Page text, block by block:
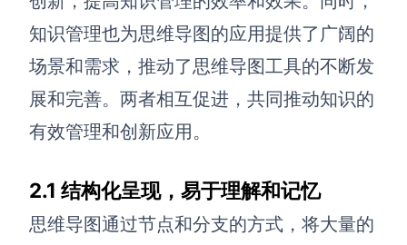
知识管理也为思维导图的应用提供了广阔的
场景和需求，推动了思维导图工具的不断发
展和完善。两者相互促进，共同推动知识的
有效管理和创新应用。
2.1 结构化呈现，易于理解和记忆
思维导图通过节点和分支的方式，将大量的